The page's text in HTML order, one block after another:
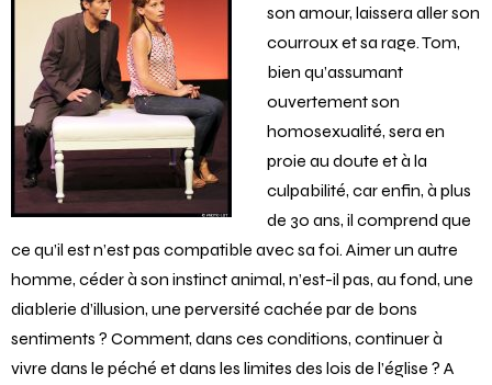
son amour, laissera aller son
courroux et sa rage. Tom,
bien qu’assumant
ouvertement son
homosexualité, sera en
proie au doute et à la
culpabilité, car enfin, à plus
de 30 ans, il comprend que
ce qu’il est n’est pas compatible avec sa foi. Aimer un autre
homme, céder à son instinct animal, n’est-il pas, au fond, une
diablerie d’illusion, une perversité cachée par de bons
sentiments ? Comment, dans ces conditions, continuer à
vivre dans le péché et dans les limites des lois de l’église ? A